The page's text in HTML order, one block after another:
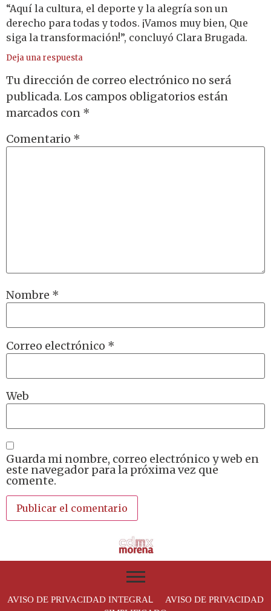
“Aquí la cultura, el deporte y la alegría son un
derecho para todas y todos. ¡Vamos muy bien, Que
siga la transformación!”, concluyó Clara Brugada.
Deja una respuesta
Tu dirección de correo electrónico no será
publicada. Los campos obligatorios están
marcados con *
Comentario *
Nombre *
Correo electrónico *
Web
Guarda mi nombre, correo electrónico y web en
este navegador para la próxima vez que
comente.
AVISO DE PRIVACIDAD INTEGRAL AVISO DE PRIVACIDAD